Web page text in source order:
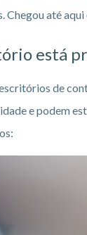
Chegou até
está
de
e podem